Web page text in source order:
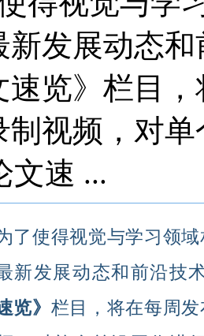
新发展动态
速览》栏目
制视频，对
文速 ...
了使得视觉与学习领
新发展动态和前沿技
览》 栏目，将在每周